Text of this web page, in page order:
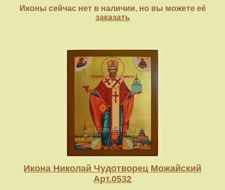
Иконы сейчас нет в наличии, но вы можете её
заказать
Икона Николай Чудотворец Можайский
Арт.0532